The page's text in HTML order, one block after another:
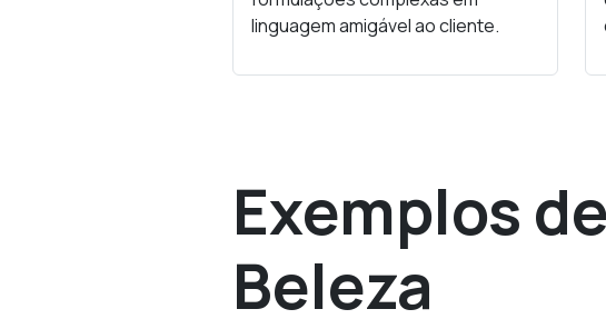
linguagem amigável ao cliente.
Exemplos
Beleza